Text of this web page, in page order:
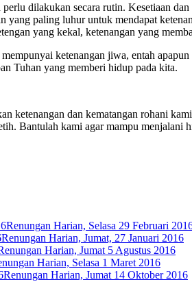
dilakukan secara rutin. Kesetiaan
yang paling luhur untuk mendapat
yang kekal, ketenangan yang
ketenangan jiwa, entah
Tuhan yang memberi hidup pada kita.
ketenangan dan kematangan rohani
Bantulah kami agar mampu menjalani
Renungan Harian, Selasa 29 Februari
Renungan Harian, Jumat, 27 Januari 2016
Harian, Jumat 5 Agustus 2016
Harian, Selasa 1 Maret 2016
Renungan Harian, Jumat 14 Oktober 2016